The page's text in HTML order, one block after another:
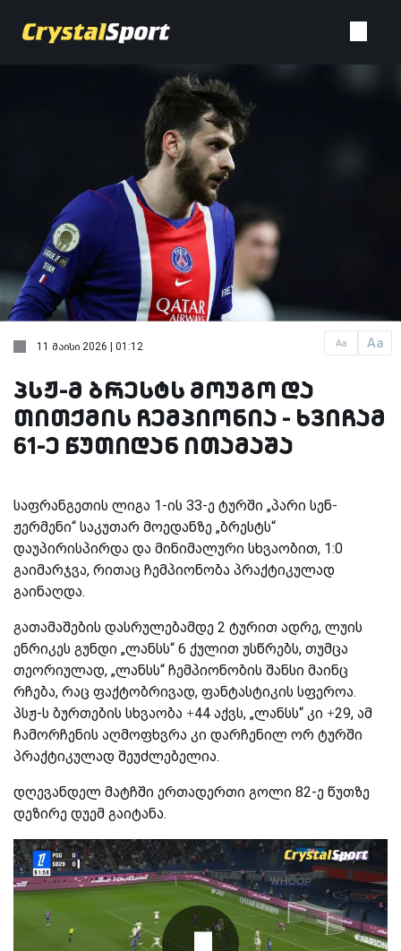
Aa Aa
11 მაისი 2026 | 01:12
პსჟ-მ ბრესტს მოუგო და
თითქმის ჩემპიონია - ხვიჩამ
61-ე წუთიდან ითამაშა
საფრანგეთის ლიგა 1-ის 33-ე ტურში „პარი სენ-
ჟერმენი“ საკუთარ მოედანზე „ბრესტს“
დაუპირისპირდა და მინიმალური სხვაობით, 1:0
გაიმარჯვა, რითაც ჩემპიონობა პრაქტიკულად
გაინაღდა.
გათამაშების დასრულებამდე 2 ტურით ადრე, ლუის
ენრიკეს გუნდი „ლანსს“ 6 ქულით უსწრებს, თუმცა
თეორიულად, „ლანსს“ ჩემპიონობის შანსი მაინც
რჩება, რაც ფაქტობრივად, ფანტასტიკის სფეროა.
პსჟ-ს ბურთების სხვაობა +44 აქვს, „ლანსს“ კი +29, ამ
ჩამორჩენის აღმოფხვრა კი დარჩენილ ორ ტურში
პრაქტიკულად შეუძლებელია.
დღევანდელ მატჩში ერთადერთი გოლი 82-ე წუთზე
დეზირე დუემ გაიტანა.